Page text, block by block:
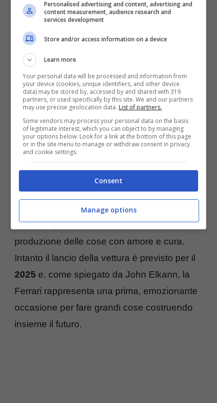
Apple (foto Adobestock)
LEGGI ANCHE:Furti d’auto, presto sarà
impossibile rubarle: ecco cosa sta già
accadendo con i nuovi modelli Mercedes
Ive ha scelto il nomeLoveFrom
società ispirato da Steve Jobs sulla
produzione delle cose con amore e cura.
Intanto il lancio della vettura è previsto per il
2025 e, come spiegato da John Elkann, la
Ferrari rappresenta una prima, emozionante
occasione per fare grandi cose costruendo
insieme il futuro.
Personalised advertising and content, advertising and
content measurement, audience research and
services development
Store and/or access information on a device
Learn more
Your personal data will be processed and information from
your device (cookies, unique identifiers, and other device
data) may be stored by, accessed by and shared with 319
partners, or used specifically by this site. We and our partners
may use precise geolocation data. List of partners.
Some vendors may process your personal data on the basis
of legitimate interest, which you can object to by managing
your options below. Look for a link at the bottom of this page
or in the site menu to manage or withdraw consent in privacy
and cookie settings.
Consent
Manage options